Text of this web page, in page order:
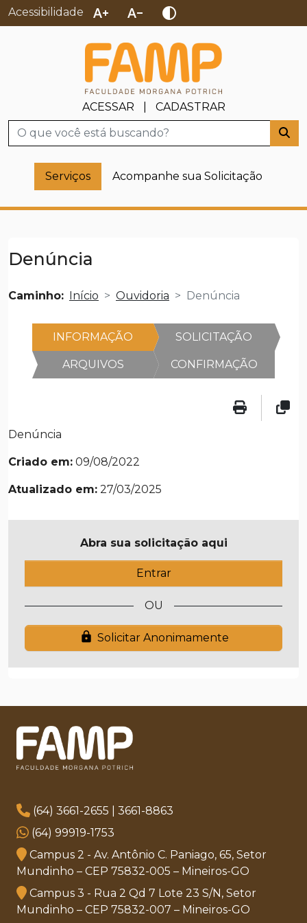
Acessibilidade text_increase text_decrease contrast
ACESSAR
CADASTRAR
Busca
Serviços Acompanhe sua Solicitação
Denúncia
Caminho: Início Ouvidoria Denúncia
INFORMAÇÃO SOLICITAÇÃO
ARQUIVOS CONFIRMAÇÃO
Denúncia
Criado em: 09/08/2022
Atualizado em: 27/03/2025
Abra sua solicitação aqui
Entrar
OU
lock Solicitar Anonimamente
(64) 3661-2655 | 3661-8863
(64) 99919-1753
Campus 2 - Av. Antônio C. Paniago, 65, Setor
Mundinho – CEP 75832-005 – Mineiros-GO
Campus 3 - Rua 2 Qd 7 Lote 23 S/N, Setor
Mundinho – CEP 75832-007 – Mineiros-GO